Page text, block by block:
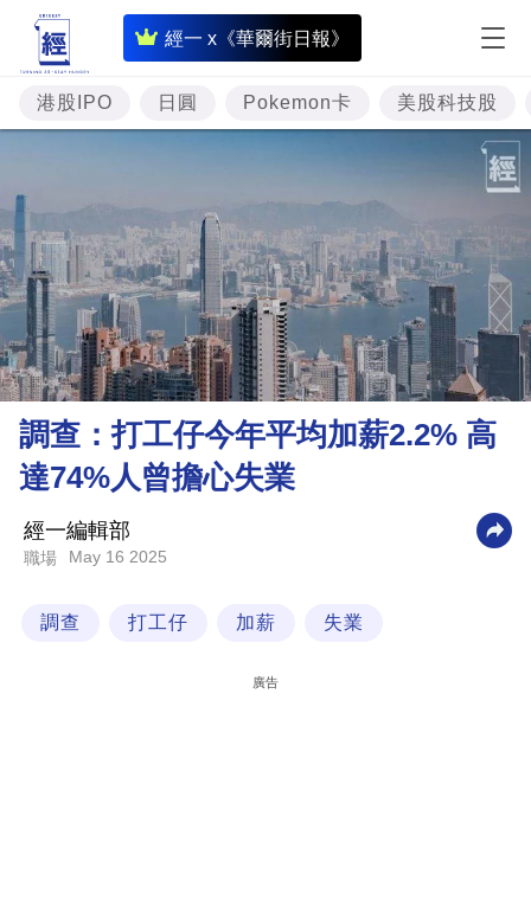
經一 x《華爾街日報》
即
時
財
經
投
資
樓
市
理
財
商
科
港股IPO 日圓 Pokemon卡 美股科技股
調查：打工仔今年平均加薪2.2% 高
達74%人曾擔心失業
經一編輯部
職場 May 16 2025
調查 打工仔 加薪 失業
廣告